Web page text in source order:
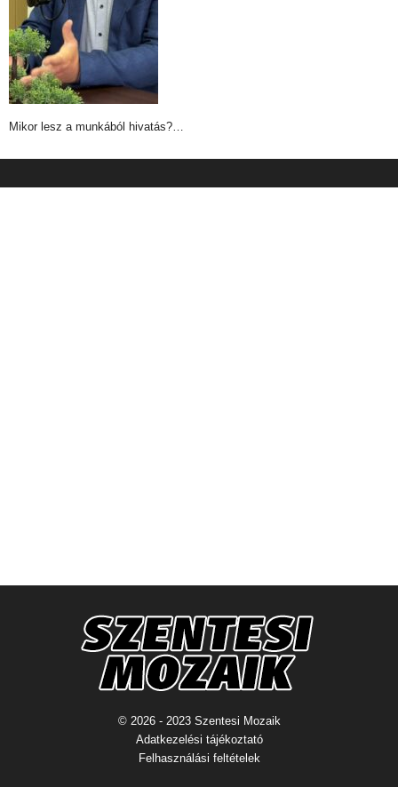
Mikor lesz a munkából hivatás?…
© 2026 - 2023 Szentesi Mozaik
Adatkezelési tájékoztató
Felhasználási feltételek